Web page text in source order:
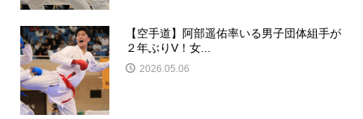
【空手道】阿部遥佑率いる男子団体組手が
２年ぶりV！女...
2026.05.06